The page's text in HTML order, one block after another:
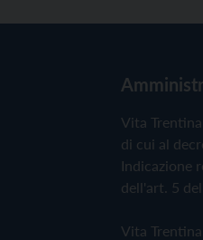
Vita
di cui al
Indicazione
dell'art. 5
Vita